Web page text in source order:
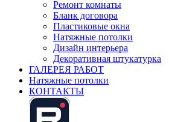
Ремонт комнаты
Бланк договора
Пластиковые окна
Натяжные потолки
Дизайн интерьера
Декоративная штукатурка
ГАЛЕРЕЯ РАБОТ
Натяжные потолки
КОНТАКТЫ